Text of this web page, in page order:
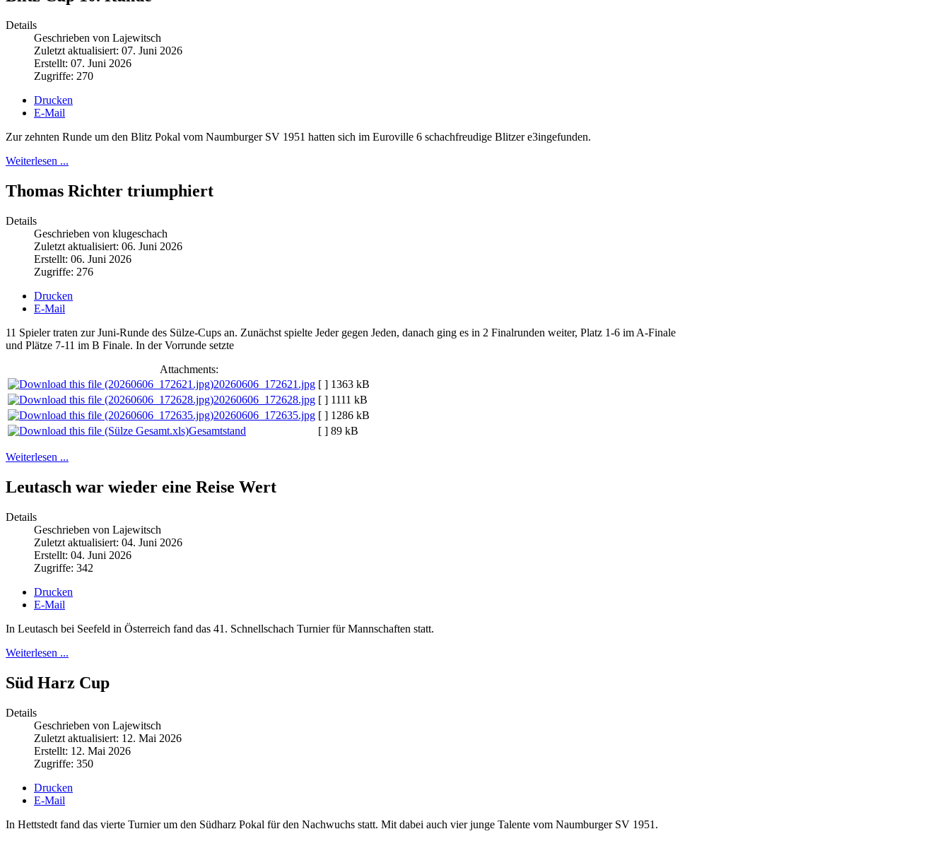
Details
Geschrieben von Lajewitsch
Zuletzt aktualisiert: 07. Juni 2026
Erstellt: 07. Juni 2026
Zugriffe: 270
Drucken
E-Mail
Zur zehnten Runde um den Blitz Pokal vom Naumburger SV 1951 hatten sich im Euroville 6 schachfreudige Blitzer e3ingefunden.
Weiterlesen ...
Thomas Richter triumphiert
Details
Geschrieben von klugeschach
Zuletzt aktualisiert: 06. Juni 2026
Erstellt: 06. Juni 2026
Zugriffe: 276
Drucken
E-Mail
11 Spieler traten zur Juni-Runde des Sülze-Cups an. Zunächst spielte Jeder gegen Jeden, danach ging es in 2 Finalrunden weiter, Platz 1-6 im A-Finale
und Plätze 7-11 im B Finale. In der Vorrunde setzte
Attachments:
20260606_172621.jpg [ ] 1363 kB
20260606_172628.jpg [ ] 1111 kB
20260606_172635.jpg [ ] 1286 kB
Gesamtstand
[ ] 89 kB
Weiterlesen ...
Leutasch war wieder eine Reise Wert
Details
Geschrieben von Lajewitsch
Zuletzt aktualisiert: 04. Juni 2026
Erstellt: 04. Juni 2026
Zugriffe: 342
Drucken
E-Mail
In Leutasch bei Seefeld in Österreich fand das 41. Schnellschach Turnier für Mannschaften statt.
Weiterlesen ...
Süd Harz Cup
Details
Geschrieben von Lajewitsch
Zuletzt aktualisiert: 12. Mai 2026
Erstellt: 12. Mai 2026
Zugriffe: 350
Drucken
E-Mail
In Hettstedt fand das vierte Turnier um den Südharz Pokal für den Nachwuchs statt. Mit dabei auch vier junge Talente vom Naumburger SV 1951.